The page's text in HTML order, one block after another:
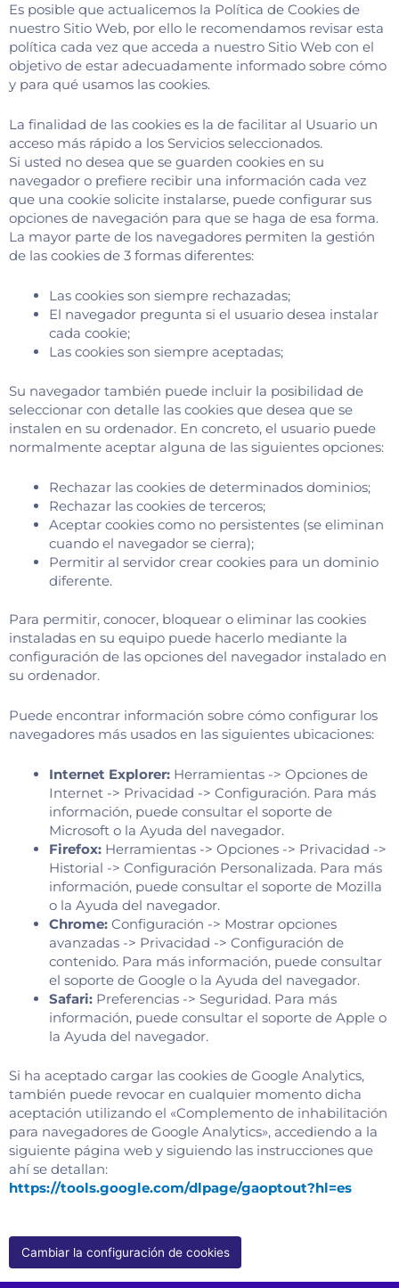
Es posible que actualicemos la Política de Cookies de
nuestro Sitio Web, por ello le recomendamos revisar esta
política cada vez que acceda a nuestro Sitio Web con el
objetivo de estar adecuadamente informado sobre cómo
y para qué usamos las cookies.
La finalidad de las cookies es la de facilitar al Usuario un
acceso más rápido a los Servicios seleccionados.
Si usted no desea que se guarden cookies en su
navegador o prefiere recibir una información cada vez
que una cookie solicite instalarse, puede configurar sus
opciones de navegación para que se haga de esa forma.
La mayor parte de los navegadores permiten la gestión
de las cookies de 3 formas diferentes:
Las cookies son siempre rechazadas;
El navegador pregunta si el usuario desea instalar
cada cookie;
Las cookies son siempre aceptadas;
Su navegador también puede incluir la posibilidad de
seleccionar con detalle las cookies que desea que se
instalen en su ordenador. En concreto, el usuario puede
normalmente aceptar alguna de las siguientes opciones:
Rechazar las cookies de determinados dominios;
Rechazar las cookies de terceros;
Aceptar cookies como no persistentes (se eliminan
cuando el navegador se cierra);
Permitir al servidor crear cookies para un dominio
diferente.
Para permitir, conocer, bloquear o eliminar las cookies
instaladas en su equipo puede hacerlo mediante la
configuración de las opciones del navegador instalado en
su ordenador.
Puede encontrar información sobre cómo configurar los
navegadores más usados en las siguientes ubicaciones:
Internet Explorer: Herramientas -> Opciones de
Internet -> Privacidad -> Configuración. Para más
información, puede consultar el soporte de
Microsoft o la Ayuda del navegador.
Firefox: Herramientas -> Opciones -> Privacidad ->
Historial -> Configuración Personalizada. Para más
información, puede consultar el soporte de Mozilla
o la Ayuda del navegador.
Chrome: Configuración -> Mostrar opciones
avanzadas -> Privacidad -> Configuración de
contenido. Para más información, puede consultar
el soporte de Google o la Ayuda del navegador.
Safari: Preferencias -> Seguridad. Para más
información, puede consultar el soporte de Apple o
la Ayuda del navegador.
Si ha aceptado cargar las cookies de Google Analytics,
también puede revocar en cualquier momento dicha
aceptación utilizando el «Complemento de inhabilitación
para navegadores de Google Analytics», accediendo a la
siguiente página web y siguiendo las instrucciones que
ahí se detallan:
https://tools.google.com/dlpage/gaoptout?hl=es
Cambiar la configuración de cookies